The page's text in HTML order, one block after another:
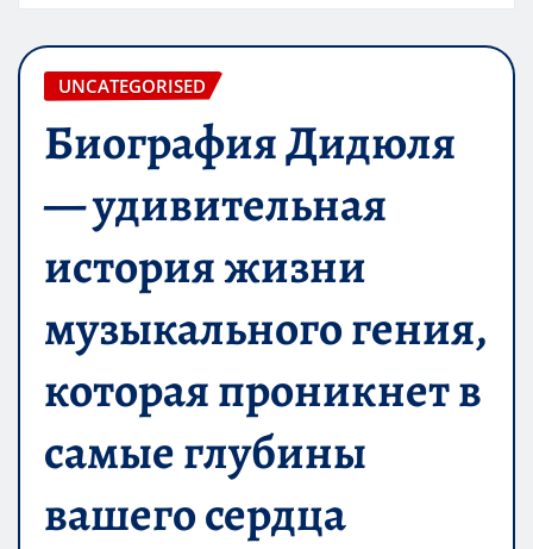
UNCATEGORISED
Биография Дидюля
— удивительная
история жизни
музыкального гения,
которая проникнет в
самые глубины
вашего сердца